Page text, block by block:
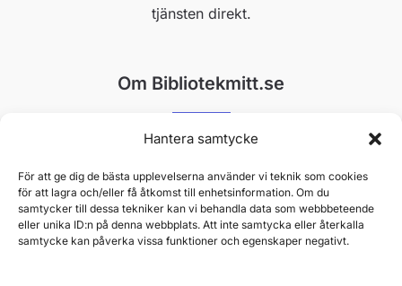
Hantera samtycke
För att ge dig de bästa upplevelserna använder vi teknik som cookies
för att lagra och/eller få åtkomst till enhetsinformation. Om du
samtycker till dessa tekniker kan vi behandla data som webbbeteende
eller unika ID:n på denna webbplats. Att inte samtycka eller återkalla
samtycke kan påverka vissa funktioner och egenskaper negativt.
tjänsten direkt.
Om Bibliotekmitt.se
Bibliotekmitt gör det enkelt att hitta rätt. Vi är en helt
oberoende plattform som drivs av passionerade
skribenter med djup insikt i bibliotekens värld. Vårt mål
är att ge dig pålitlig information, smarta tips och
opartiska guider till Sveriges alla bibliotekstjänster.